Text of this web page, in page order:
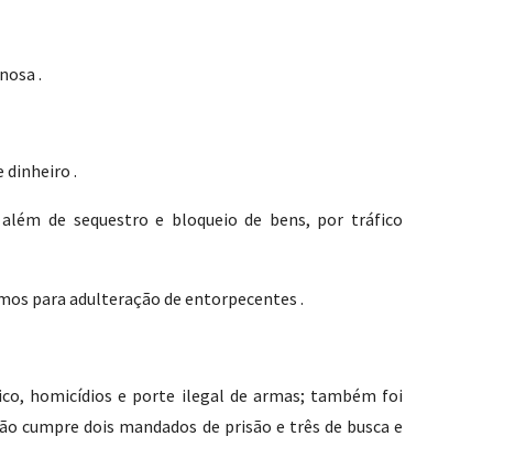
.
dinheiro .
além de sequestro e bloqueio de bens, por tráfico
para adulteração de entorpecentes .
homicídios e porte ilegal de armas; também foi
cumpre dois mandados de prisão e três de busca e